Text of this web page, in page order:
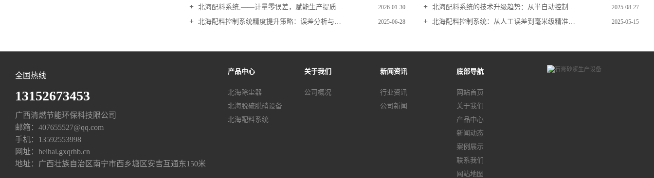
北海配料系统,——计量零误差，赋能生产提质增效 2026-01-30 北海配料系统的技术升级趋势：从半自动控制到全流程智能化的发展路径 2025-08-27
北海配料控制系统精度提升策略：误差分析与补偿技术 2025-06-28 北海配料控制系统：从人工误差到毫米级精准，智能化生产的核心引擎 2025-05-15
全国热线
13152673453
广西清燃节能环保科技限公司
邮箱： 407655527@qq.com
手机： 13592553998
网址： beihai.gxqrhb.cn
地址：广西壮族自治区南宁市西乡塘区安吉互通东150米
产品中心
北海除尘器
北海脱硫脱硝设备
北海配料系统
关于我们
公司概况
新闻资讯
行业资讯
公司新闻
底部导航
网站首页
关于我们
产品中心
新闻动态
案例展示
联系我们
网站地图